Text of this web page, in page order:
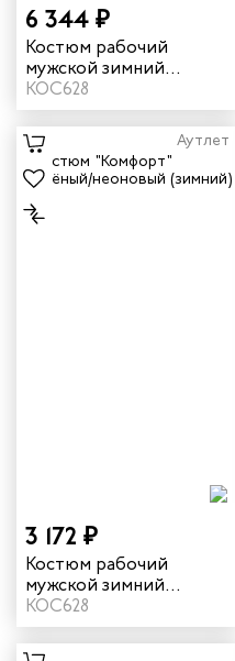
6 344 ₽
Костюм рабочий
мужской зимний
"Комфорт" цвет
темно-серый/
оранжевый
КОС628
Аутлет
3 172 ₽
Костюм рабочий
мужской зимний
"Комфорт" цвет
темно-зеленый/
неоновый
КОС628